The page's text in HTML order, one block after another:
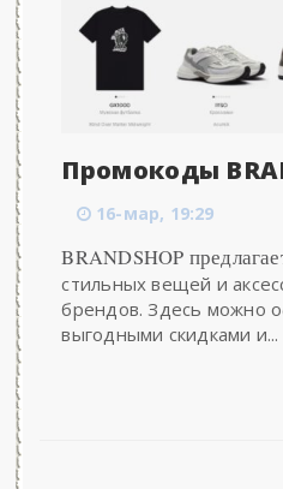
Промокоды
16-мар, 19:29
BRANDSHOP
стильных вещей и
брендов. Здесь можно
выгодными скидками и...